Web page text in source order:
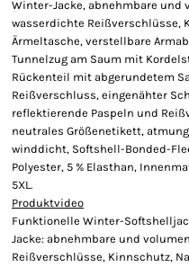
Winter-Jacke, abnehmbare und
wasserdichte Reißverschlüsse,
Ärmeltasche, verstellbare
Tunnelzug am Saum mit
Rückenteil mit abgerundetem
Reißverschluss, eingenähter
reflektierende Paspeln und
neutrales Größenetikett,
winddicht, Softshell-Bonded-
Polyester, 5 % Elasthan,
5XL.
Produktvideo
Funktionelle Winter-
Jacke: abnehmbare und
Reißverschlüsse, Kinnschutz,